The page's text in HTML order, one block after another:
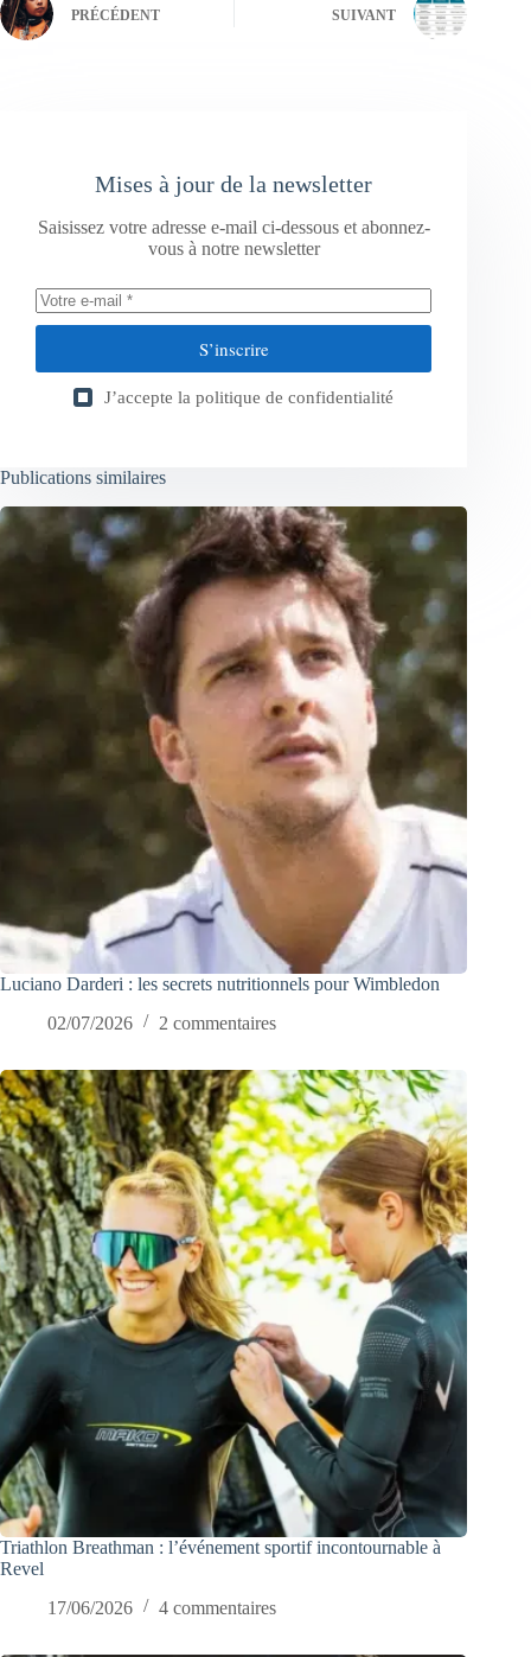
PRÉCÉDENT SUIVANT
Mises à jour de la newsletter
Saisissez votre adresse e-mail ci-dessous et abonnez-
vous à notre newsletter
S’inscrire
J’accepte la politique de confidentialité
Publications similaires
Luciano Darderi : les secrets nutritionnels pour Wimbledon
02/07/2026
2 commentaires
Triathlon Breathman : l’événement sportif incontournable à
Revel
17/06/2026
4 commentaires